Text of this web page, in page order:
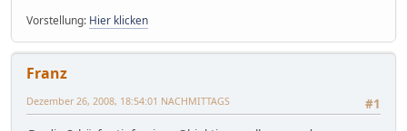
Vorstellung: Hier klicken
Franz
#1
Dezember 26, 2008, 18:54:01 NACHMITTAGS